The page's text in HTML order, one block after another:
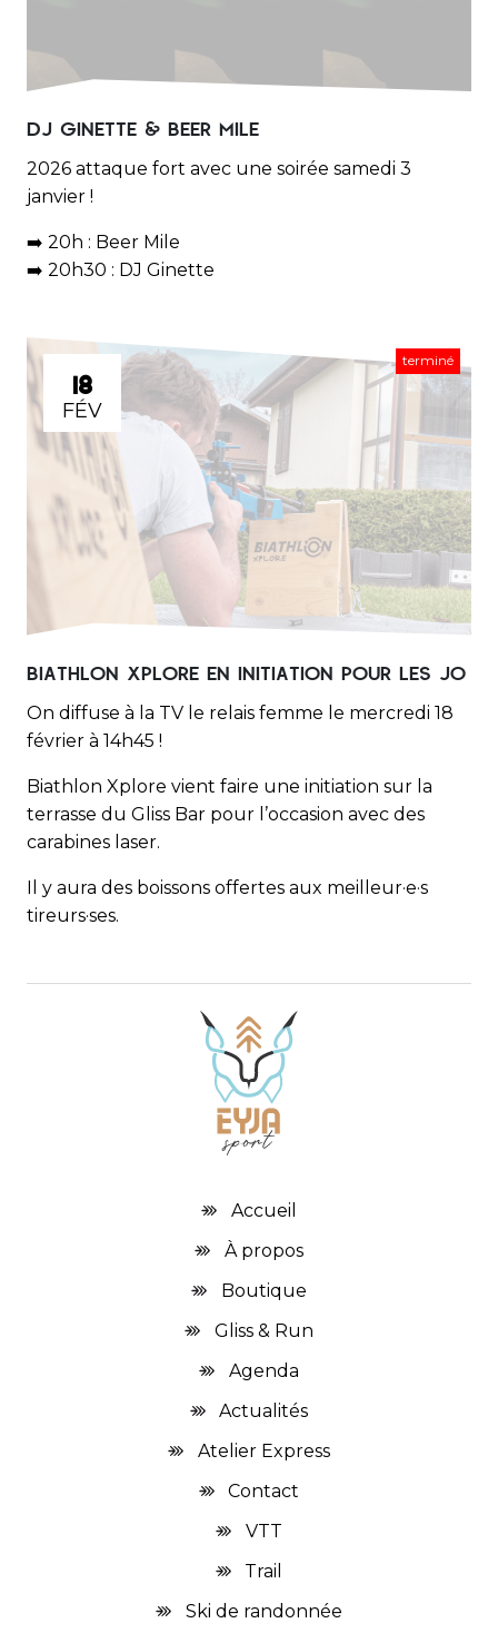
DJ GINETTE & BEER MILE
2026 attaque fort avec une soirée samedi 3
janvier !
➡️ 20h : Beer Mile
➡️ 20h30 : DJ Ginette
18
FÉV
terminé
BIATHLON XPLORE EN INITIATION POUR LES JO
On diffuse à la TV le relais femme le mercredi 18
février à 14h45 !
Biathlon Xplore vient faire une initiation sur la
terrasse du Gliss Bar pour l’occasion avec des
carabines laser.
Il y aura des boissons offertes aux meilleur·e·s
tireurs·ses.
Accueil
À propos
Boutique
Gliss & Run
Agenda
Actualités
Atelier Express
Contact
VTT
Trail
Ski de randonnée